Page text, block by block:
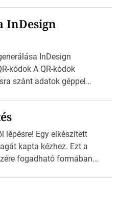
viszonyítva. Az amerikai és
az ISO 216 nem
táblázata C0-tól […]
InDesign
InDesign
kódok A QR-kódok
szánt adatok géppel
QR-kód-leolvasó
képes az URL-
böngészőjét a cég
után a felhasználó
lépésre! Egy elkészített
kapta kézhez. Ezt a
fogadható formában
*Hirdetés Minden